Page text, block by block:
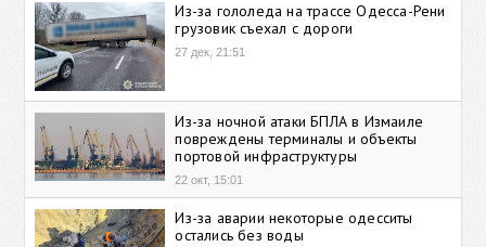
Из-за гололеда на трассе Одесса-Рени
грузовик съехал с дороги
27 дек, 21:51
Из-за ночной атаки БПЛА в Измаиле
повреждены терминалы и объекты
портовой инфраструктуры
22 окт, 15:01
Из-за аварии некоторые одесситы
остались без воды